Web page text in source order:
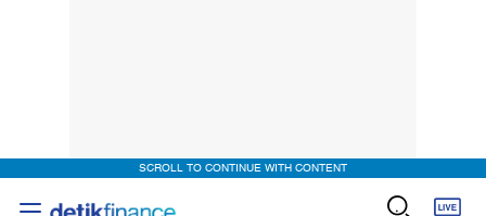
SCROLL TO CONTINUE WITH CONTENT